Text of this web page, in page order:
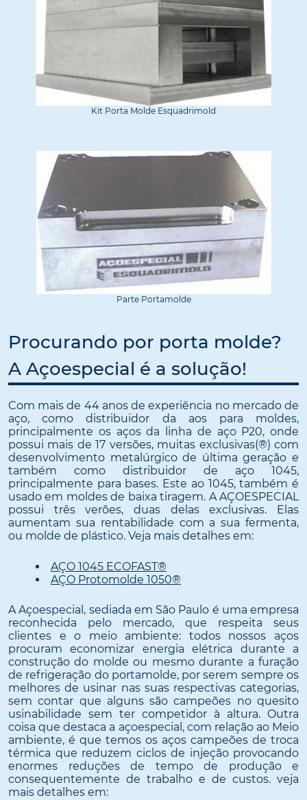
Kit Porta Molde Esquadrimold
Parte Portamolde
Procurando por porta molde?
A Açoespecial é a solução!
Com mais de 44 anos de experiência no mercado de
aço, como distribuidor da aos para moldes,
principalmente os aços da linha de aço P20, onde
possui mais de 17 versões, muitas exclusivas(®) com
desenvolvimento metalúrgico de última geração e
também como distribuidor de aço 1045,
principalmente para bases. Este ao 1045, também é
usado em moldes de baixa tiragem. A AÇOESPECIAL
possui três verões, duas delas exclusivas. Elas
aumentam sua rentabilidade com a sua fermenta,
ou molde de plástico. Veja mais detalhes em:
AÇO 1045 ECOFAST®
AÇO Protomolde 1050®
A Açoespecial, sediada em São Paulo é uma empresa
reconhecida pelo mercado, que respeita seus
clientes e o meio ambiente: todos nossos aços
procuram economizar energia elétrica durante a
construção do molde ou mesmo durante a furação
de refrigeração do portamolde, por serem sempre os
melhores de usinar nas suas respectivas categorias,
sem contar que alguns são campeões no quesito
usinabilidade sem ter competidor à altura. Outra
coisa que destaca a açoespecial, com relação ao Meio
ambiente, é que temos os aços campeões de troca
térmica que reduzem ciclos de injeção provocando
enormes reduções de tempo de produção e
consequentemente de trabalho e de custos. veja
mais detalhes em: